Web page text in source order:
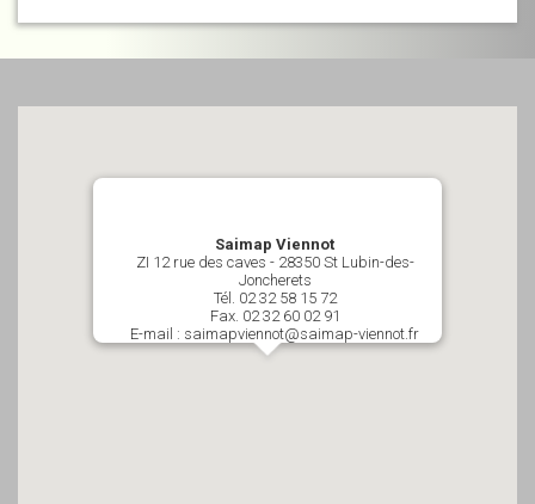
Saimap Viennot
ZI 12 rue des caves - 28350 St Lubin-des-
Joncherets
Tél. 02 32 58 15 72
Fax. 02 32 60 02 91
E-mail : saimapviennot@saimap-viennot.fr